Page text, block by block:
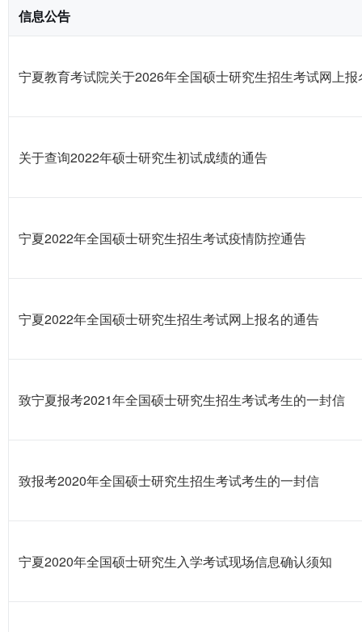
信息公告
宁夏教育考试院关于2026年全国硕士研究生招生考试网上
关于查询2022年硕士研究生初试成绩的通告
宁夏2022年全国硕士研究生招生考试疫情防控通告
宁夏2022年全国硕士研究生招生考试网上报名的通告
致宁夏报考2021年全国硕士研究生招生考试考生的一封信
致报考2020年全国硕士研究生招生考试考生的一封信
宁夏2020年全国硕士研究生入学考试现场信息确认须知